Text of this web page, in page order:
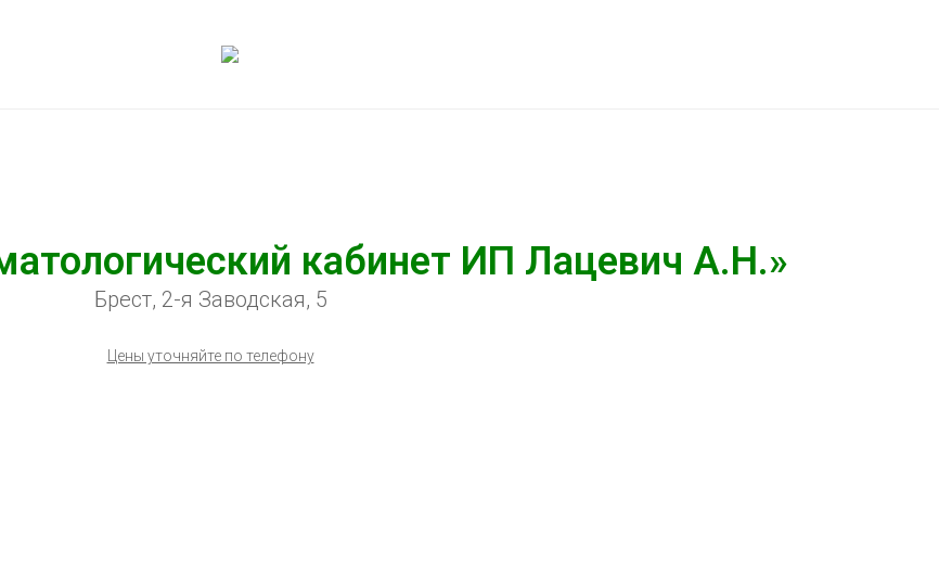
кабинет ИП Лацевич А.Н.»
Брест, 2-я Заводская, 5
Цены уточняйте по телефону